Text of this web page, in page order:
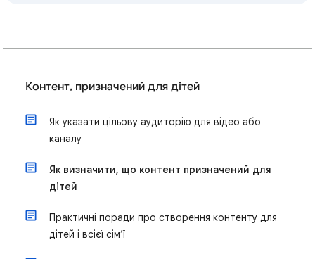
Контент, призначений для дітей
Як указати цільову аудиторію для відео або
каналу
Як визначити, що контент призначений для
дітей
Практичні поради про створення контенту для
дітей і всієї сім’ї